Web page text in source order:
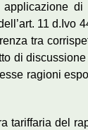
11 d.Ivo
tra
di
ragioni
tariffaria del